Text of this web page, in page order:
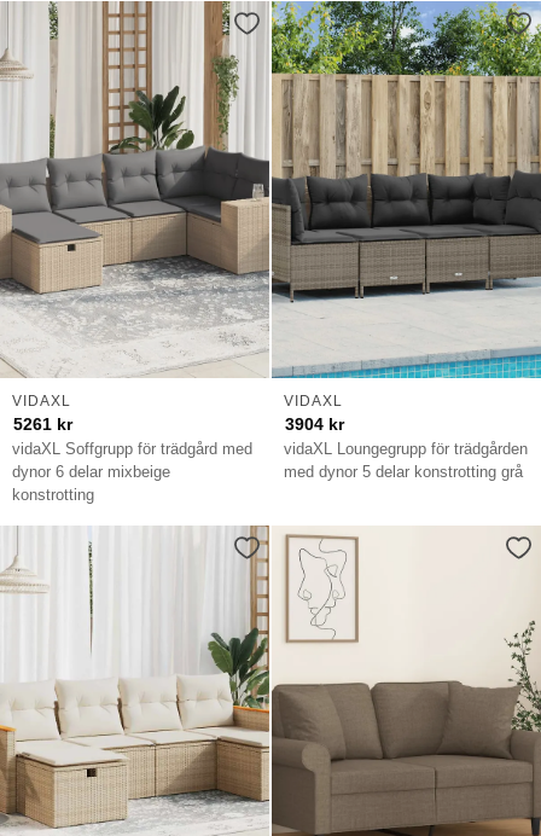
vidaXL Soffgrupp för trädgård med
dynor 6 delar mixbeige
konstrotting
VIDAXL
5261 kr
vidaXL Loungegrupp för trädgården
med dynor 5 delar konstrotting grå
VIDAXL
3904 kr